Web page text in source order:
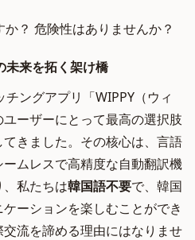
？ 危険性はありませんか？
未来を拓く架け橋
ングアプリ「WIPPY（ウィ
ーザーにとって最高の選択肢
きました。その核心は、言語
ムレスで高精度な自動翻訳機
私たちは韓国語不要で、韓国
ーションを楽しむことができ
流を諦める理由にはなりませ